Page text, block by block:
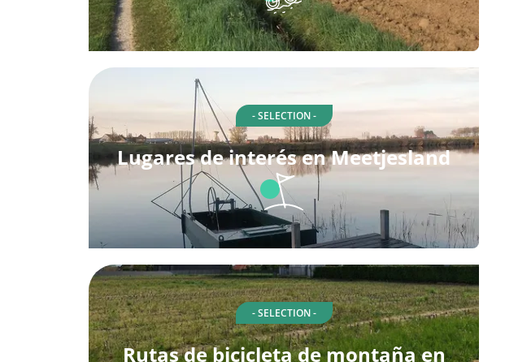
- SELECTION -
Lugares de interés en Meetjesland
- SELECTION -
Rutas de bicicleta de montaña en